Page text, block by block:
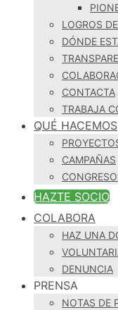
LOGROS
DÓNDE
CONTACTA
TRABAJA
QUÉ HACEMOS
CAMPAÑAS
HAZTE SOCIO
COLABORA
HAZ UNA
DENUNCIA
PRENSA
NOTAS DE